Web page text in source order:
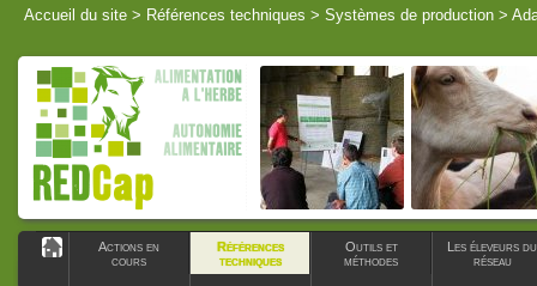
Accueil du site > Références techniques > Systèmes de production >
Actions en
cours
Références
techniques
Outils et
méthodes
Les éleveurs du
réseau